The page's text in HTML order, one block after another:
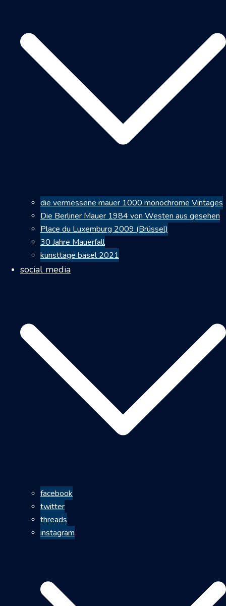
die vermessene mauer 1000 monochrome Vintages
Die Berliner Mauer 1984 von Westen aus gesehen
Place du Luxemburg 2009 (Brüssel)
30 Jahre Mauerfall
kunsttage basel 2021
social media
facebook
twitter
threads
instagram